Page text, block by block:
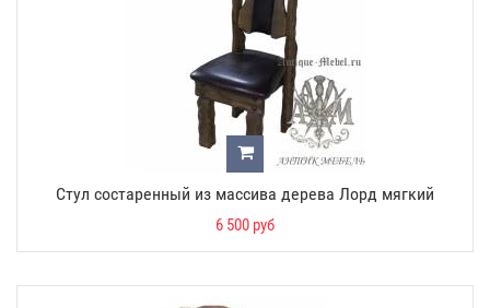
Стул состаренный из массива дерева Лорд мягкий
6 500 руб